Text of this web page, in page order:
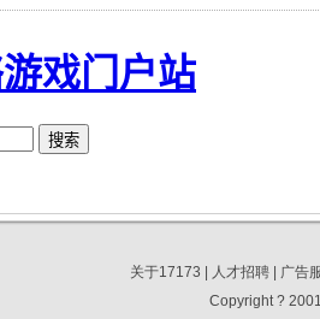
关于17173 人才招聘|
广告
Copyright ?